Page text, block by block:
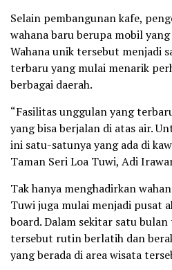
Selain pembangunan kafe,
wahana baru berupa mobil
Wahana unik tersebut menjadi
terbaru yang mulai menarik
berbagai daerah.
“Fasilitas unggulan yang
yang bisa berjalan di atas air.
ini satu-satunya yang ada di
Taman Seri Loa Tuwi, Adi
Tak hanya menghadirkan
Tuwi juga mulai menjadi pusat
board. Dalam sekitar satu
tersebut rutin berlatih dan
yang berada di area wisata